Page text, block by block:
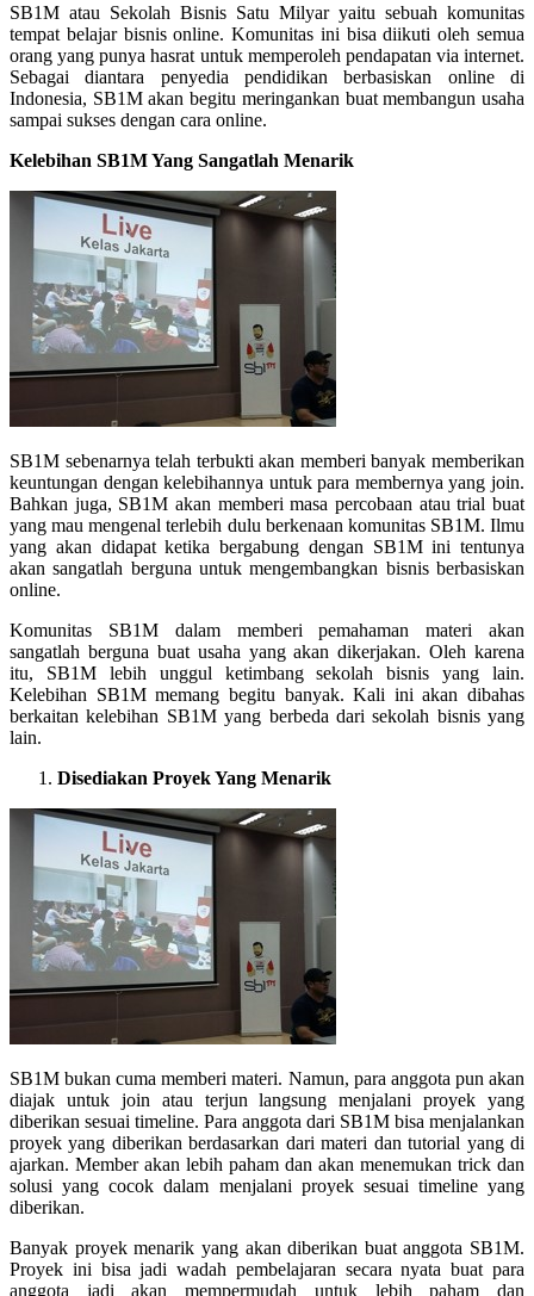
SB1M atau Sekolah Bisnis Satu Milyar yaitu sebuah komunitas
tempat belajar bisnis online. Komunitas ini bisa diikuti oleh semua
orang yang punya hasrat untuk memperoleh pendapatan via internet.
Sebagai diantara penyedia pendidikan berbasiskan online di
Indonesia, SB1M akan begitu meringankan buat membangun usaha
sampai sukses dengan cara online.
Kelebihan SB1M Yang Sangatlah Menarik
SB1M sebenarnya telah terbukti akan memberi banyak memberikan
keuntungan dengan kelebihannya untuk para membernya yang join.
Bahkan juga, SB1M akan memberi masa percobaan atau trial buat
yang mau mengenal terlebih dulu berkenaan komunitas SB1M. Ilmu
yang akan didapat ketika bergabung dengan SB1M ini tentunya
akan sangatlah berguna untuk mengembangkan bisnis berbasiskan
online.
Komunitas SB1M dalam memberi pemahaman materi akan
sangatlah berguna buat usaha yang akan dikerjakan. Oleh karena
itu, SB1M lebih unggul ketimbang sekolah bisnis yang lain.
Kelebihan SB1M memang begitu banyak. Kali ini akan dibahas
berkaitan kelebihan SB1M yang berbeda dari sekolah bisnis yang
lain.
Disediakan Proyek Yang Menarik
SB1M bukan cuma memberi materi. Namun, para anggota pun akan
diajak untuk join atau terjun langsung menjalani proyek yang
diberikan sesuai timeline. Para anggota dari SB1M bisa menjalankan
proyek yang diberikan berdasarkan dari materi dan tutorial yang di
ajarkan. Member akan lebih paham dan akan menemukan trick dan
solusi yang cocok dalam menjalani proyek sesuai timeline yang
diberikan.
Banyak proyek menarik yang akan diberikan buat anggota SB1M.
Proyek ini bisa jadi wadah pembelajaran secara nyata buat para
anggota jadi akan mempermudah untuk lebih paham dan